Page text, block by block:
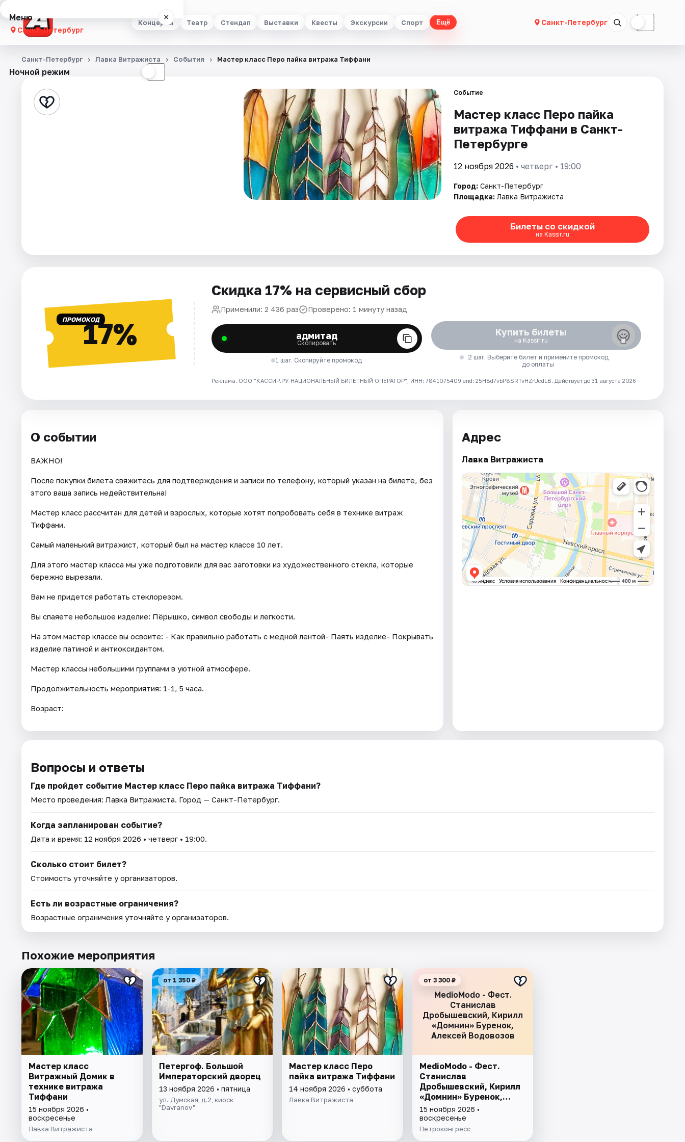
Концерты Театр Стендап Выставки Квесты Экскурсии Спорт Ещё Санкт-Петербург ☾
Меню ×
Санкт-Петербург
Концерты
Стендап
Города
Рейтинги
Ночной режим ☾
Санкт-Петербург Лавка Витражиста События Мастер класс Перо пайка витража Тиффани
Событие
Мастер класс Перо пайка
витража Тиффани в Санкт-
Петербурге
12 ноября 2026 • четверг • 19:00
Город: Санкт-Петербург
Площадка: Лавка Витражиста
Билеты со скидкой
на Kassir.ru
ПРОМОКОД17%
Скидка 17% на сервисный сбор
Применили: 2 436 раз Проверено: 1 минуту назад
адмитад
Скопировать
1 шаг. Скопируйте промокод
Купить билеты
на Kassir.ru
2 шаг. Выберите билет и примените промокод
до оплаты
Реклама. ООО "КАССИР.РУ-НАЦИОНАЛЬНЫЙ БИЛЕТНЫЙ ОПЕРАТОР", ИНН: 7841075409 erid: 25H8d7vbP8SRTvHZrUcdLB. Действует до 31 августа 2026
О событии
ВАЖНО!
После покупки билета свяжитесь для подтверждения и записи по телефону, который указан на билете, без
этого ваша запись недействительна!
Мастер класс рассчитан для детей и взрослых, которые хотят попробовать себя в технике витраж
Тиффани.
Самый маленький витражист, который был на мастер классе 10 лет.
Для этого мастер класса мы уже подготовили для вас заготовки из художественного стекла, которые
бережно вырезали.
Вам не придется работать стеклорезом.
Вы спаяете небольшое изделие: Пёрышко, символ свободы и легкости.
На этом мастер классе вы освоите: - Как правильно работать с медной лентой- Паять изделие- Покрывать
изделие патиной и антиоксидантом.
Мастер классы небольшими группами в уютной атмосфере.
Продолжительность мероприятия: 1-1, 5 часа.
Возраст:
Адрес
Лавка Витражиста
Вопросы и ответы
Где пройдет событие Мастер класс Перо пайка витража Тиффани?
Место проведения: Лавка Витражиста. Город — Санкт-Петербург.
Когда запланирован событие?
Дата и время: 12 ноября 2026 • четверг • 19:00.
Сколько стоит билет?
Стоимость уточняйте у организаторов.
Есть ли возрастные ограничения?
Возрастные ограничения уточняйте у организаторов.
Похожие мероприятия
Мастер класс
Витражный Домик в
технике витража
Тиффани
15 ноября 2026 •
воскресенье
Лавка Витражиста
от 1 350 ₽
Петергоф. Большой
Императорский дворец
13 ноября 2026 • пятница
ул. Думская, д.2, киоск
"Davranov"
Мастер класс Перо
пайка витража Тиффани
14 ноября 2026 • суббота
Лавка Витражиста
MedioModo - Фест.
Станислав
Дробышевский, Кирилл
«Домнин» Буренок,
Алексей Водовозов
от 3 300 ₽
MedioModo - Фест.
Станислав
Дробышевский, Кирилл
«Домнин» Буренок,
Алексей Водовозов
15 ноября 2026 •
воскресенье
Петроконгресс